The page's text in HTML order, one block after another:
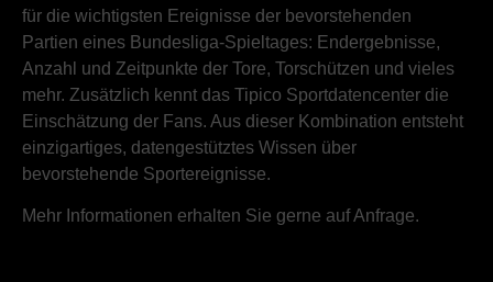
für die wichtigsten Ereignisse der bevorstehenden
Partien eines Bundesliga-Spieltages: Endergebnisse,
Anzahl und Zeitpunkte der Tore, Torschützen und vieles
mehr. Zusätzlich kennt das Tipico Sportdatencenter die
Einschätzung der Fans. Aus dieser Kombination entsteht
einzigartiges, datengestütztes Wissen über
bevorstehende Sportereignisse.
Mehr Informationen erhalten Sie gerne auf Anfrage.